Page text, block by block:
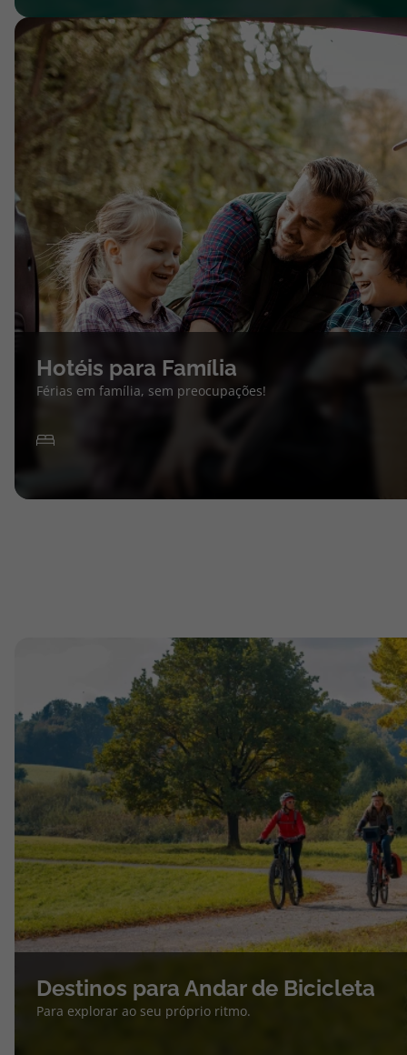
Hotéis para Família
Férias em família, sem preocupações!
Destinos para Andar de Bicicleta
Para explorar ao seu próprio ritmo.